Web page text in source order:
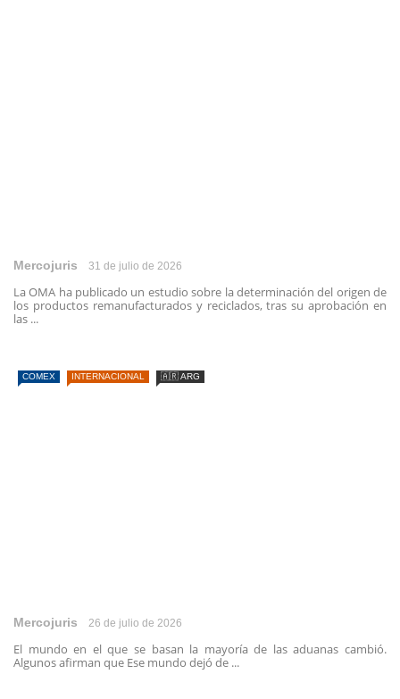
Mercojuris 31 de julio de 2026
La OMA ha publicado un estudio sobre la determinación del origen de
los productos remanufacturados y reciclados, tras su aprobación en
las ...
COMEX INTERNACIONAL 🇦🇷 ARG
Mercojuris 26 de julio de 2026
El mundo en el que se basan la mayoría de las aduanas cambió.
Algunos afirman que Ese mundo dejó de ...